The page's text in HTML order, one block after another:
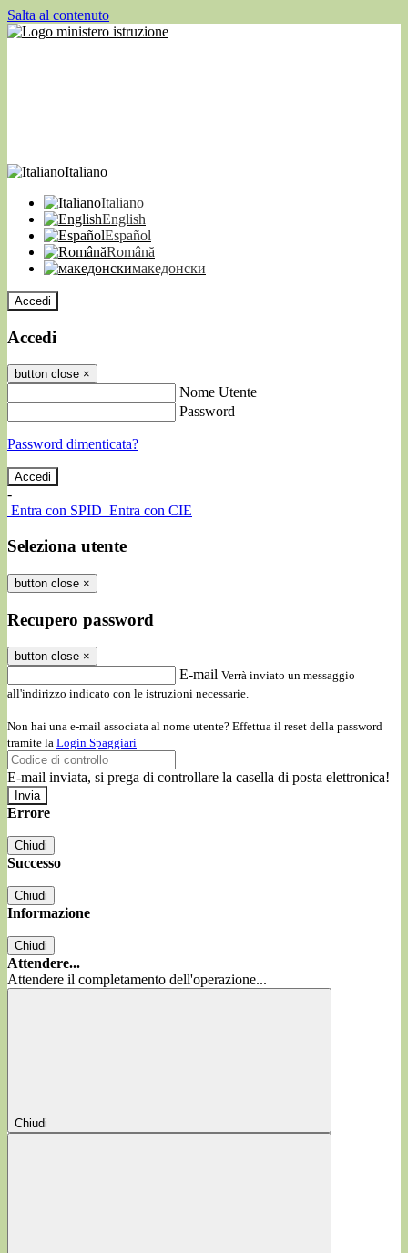
Salta al contenuto
Italiano
Italiano
English
Español
Română
македонски
Accedi
Accedi
button close ×
Nome Utente
Password
Password dimenticata?
-
Entra con SPID Entra con CIE
Seleziona utente
button close ×
Recupero password
button close ×
E-mail Verrà inviato un messaggio
all'indirizzo indicato con le istruzioni necessarie.
Non hai una e-mail associata al nome utente? Effettua il reset della password
tramite la Login Spaggiari
E-mail inviata, si prega di controllare la casella di posta elettronica!
Errore
Chiudi
Successo
Chiudi
Informazione
Chiudi
Attendere...
Attendere il completamento dell'operazione...
Chiudi